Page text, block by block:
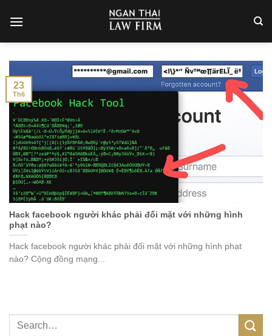
Hack facebook người khác phải đối mặt với những hình
phạt nào?
Hack facebook người khác phải đối mặt với những hình phạt
nào? Cộng đồng mạng...
23
Th6